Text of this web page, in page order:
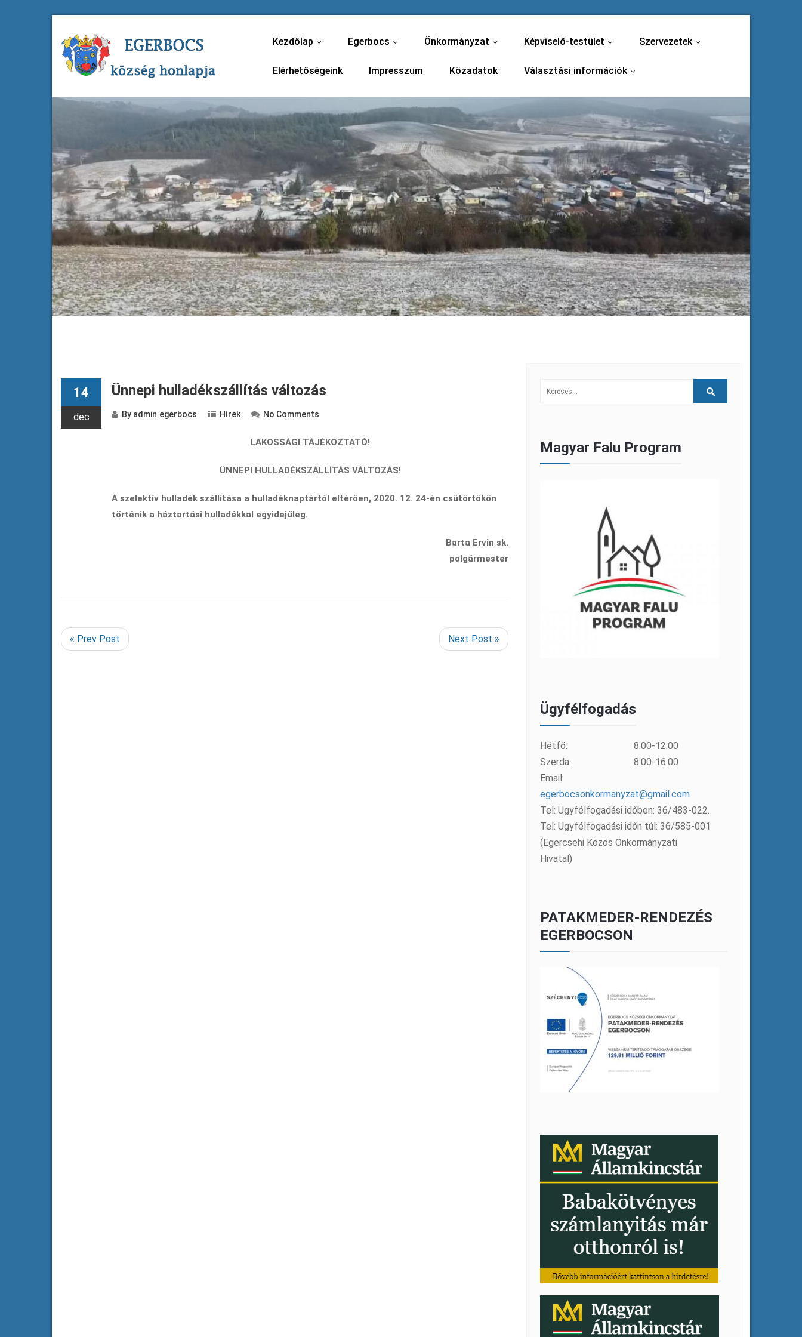
Kezdőlap Egerbocs Önkormányzat Képviselő-testület Szervezetek
Elérhetőségeink Impresszum Közadatok Választási információk
14
dec
Ünnepi hulladékszállítás változás
By admin.egerbocs Hírek No Comments
LAKOSSÁGI TÁJÉKOZTATÓ!
ÜNNEPI HULLADÉKSZÁLLÍTÁS VÁLTOZÁS!
A szelektív hulladék szállítása a hulladéknaptártól eltérően, 2020. 12. 24-én csütörtökön
történik a háztartási hulladékkal egyidejűleg.
Barta Ervin sk.
polgármester
« Prev Post Next Post »
Magyar Falu Program
Ügyfélfogadás
Hétfő:
8.00-12.00
Szerda:
8.00-16.00
Email:
egerbocsonkormanyzat@gmail.com
Tel: Ügyfélfogadási időben: 36/483-022.
Tel: Ügyfélfogadási időn túl: 36/585-001
(Egercsehi Közös Önkormányzati
Hivatal)
PATAKMEDER-RENDEZÉS
EGERBOCSON